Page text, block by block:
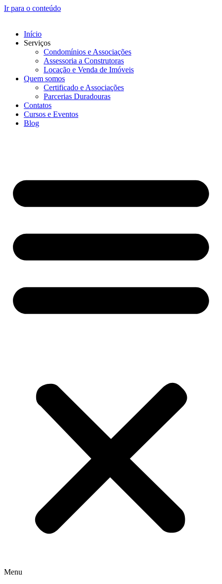
Ir para o conteúdo
Início
Serviços
Condomínios e Associações
Assessoria a Construtoras
Locação e Venda de Imóveis
Quem somos
Certificado e Associações
Parcerias Duradouras
Contatos
Cursos e Eventos
Blog
Menu